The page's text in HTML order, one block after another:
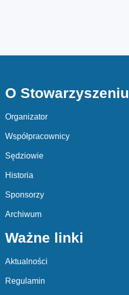
O Stowarzyszeniu
Organizator
Współpracownicy
Sędziowie
Historia
Sponsorzy
Archiwum
Ważne linki
Aktualności
Regulamin